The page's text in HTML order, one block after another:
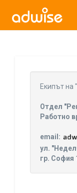
Уважаеми
Eкипът на
Отдел
Работно
email:
ул.
гр. София